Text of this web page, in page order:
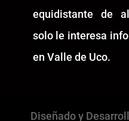
equidistante de
solo le interesa
en Valle de Uco.
Diseñado y